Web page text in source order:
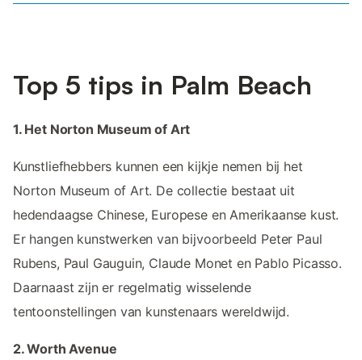
Top 5 tips in Palm Beach
1. Het Norton Museum of Art
Kunstliefhebbers kunnen een kijkje nemen bij het
Norton Museum of Art. De collectie bestaat uit
hedendaagse Chinese, Europese en Amerikaanse kust.
Er hangen kunstwerken van bijvoorbeeld Peter Paul
Rubens, Paul Gauguin, Claude Monet en Pablo Picasso.
Daarnaast zijn er regelmatig wisselende
tentoonstellingen van kunstenaars wereldwijd.
2. Worth Avenue